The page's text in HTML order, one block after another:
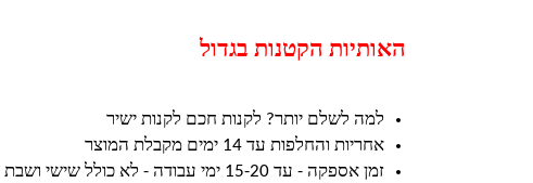
האותיות הקטנות בגדול
למה לשלם יותר? לקנות חכם לקנות ישיר
אחריות והחלפות עד 14 ימים מקבלת המוצר
זמן אספקה - עד 15-20 ימי עבודה - לא כולל שישי ושבת וחגים